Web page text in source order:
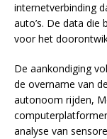
internetverbinding
auto’s. De data
voor het
De aankondiging
de overname van
autonoom rijden,
analyse van